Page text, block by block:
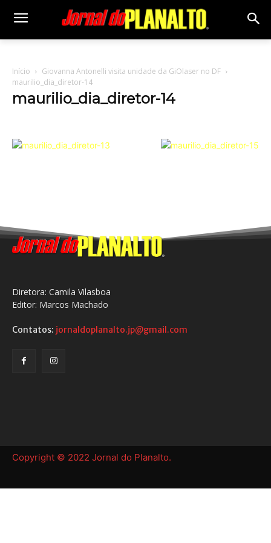
Início
Giovanna Antonelli visita unidade da GiOlaser no DF
maurilio_dia_diretor-14
maurilio_dia_diretor-14
Diretora: Camila Vilasboa
Editor: Marcos Machado
Contatos: jornaldoplanalto.jp@gmail.com
Copyright © 2022 Jornal do Planalto.